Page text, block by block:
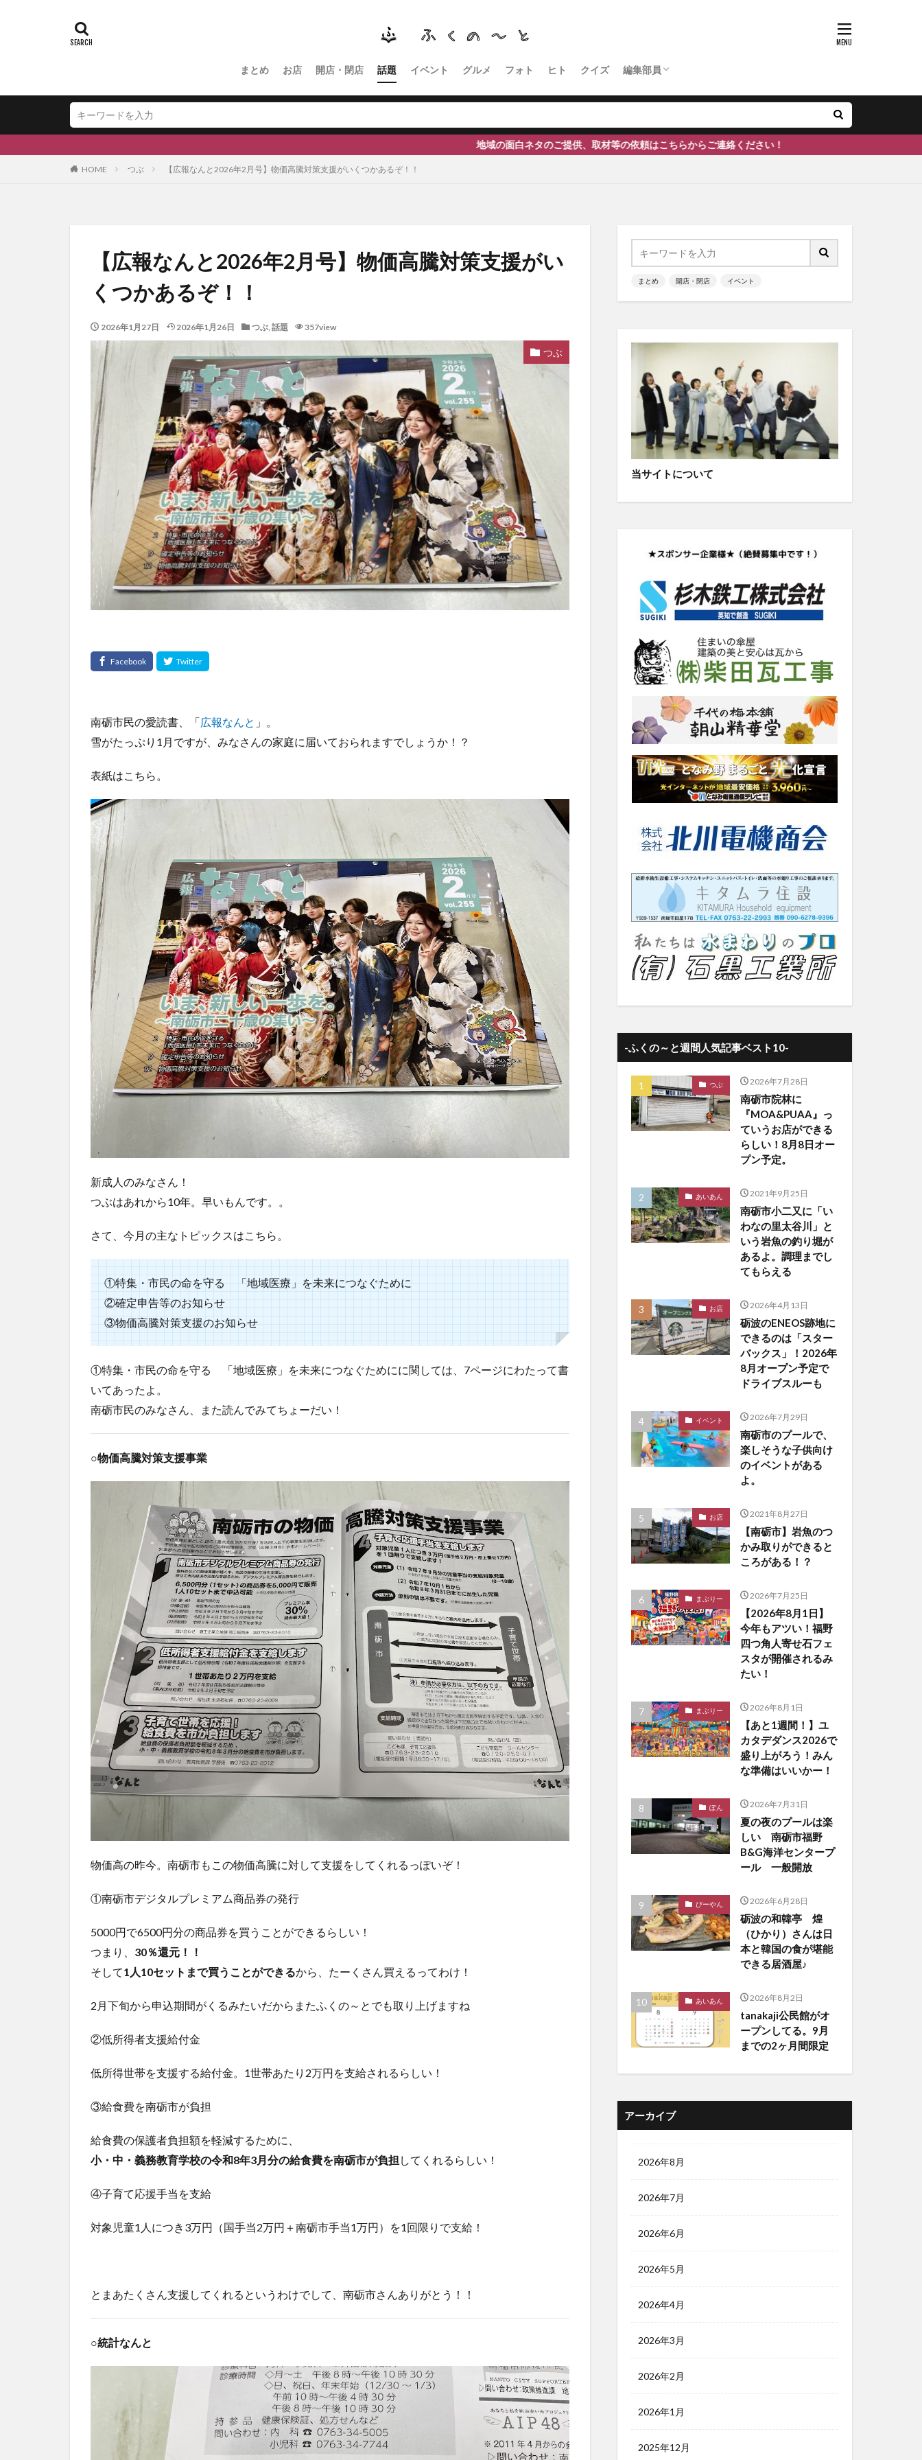
まとめ お店 開店・閉店 話題 イベント グルメ フォト ヒト クイズ 編集部員
D
ひーちゃん
ふーちゃん
まぶりー
つぶ
かのぴ
編集長
あいあん
ケン
ぽん
地域の面白ネタのご提供、取材等の依頼はこちらからご連絡ください！
HOME つぶ 【広報なんと2026年2月号】物価高騰対策支援がいくつかあるぞ！！
【広報なんと2026年2月号】物価高騰対策支援がい
くつかあるぞ！！
2026年1月27日 2026年1月26日 つぶ, 話題 357view
つぶ
南砺市民の愛読書、「広報なんと 」。
雪がたっぷり1月ですが、みなさんの家庭に届いておられますでしょうか！？
表紙はこちら。
新成人のみなさん！
つぶはあれから10年。早いもんです。。
さて、今月の主なトピックスはこちら。
①特集・市民の命を守る 「地域医療」を未来につなぐために
②確定申告等のお知らせ
③物価高騰対策支援のお知らせ
①特集・市民の命を守る 「地域医療」を未来につなぐためにに関しては、7ページにわたって書
いてあったよ。
南砺市民のみなさん、また読んでみてちょーだい！
○物価高騰対策支援事業
物価高の昨今。南砺市もこの物価高騰に対して支援をしてくれるっぽいぞ！
①南砺市デジタルプレミアム商品券の発行
5000円で6500円分の商品券を買うことができるらしい！
つまり、 30％還元！！
そして1人10セットまで買うことができるから、たーくさん買えるってわけ！
2月下旬から申込期間がくるみたいだからまたふくの～とでも取り上げますね
②低所得者支援給付金
低所得世帯を支援する給付金。1世帯あたり2万円を支給されるらしい！
③給食費を南砺市が負担
給食費の保護者負担額を軽減するために、
小・中・義務教育学校の令和8年3月分の給食費を南砺市が負担 してくれるらしい！
④子育て応援手当を支給
対象児童1人につき3万円（国手当2万円＋南砺市手当1万円）を1回限りで支給！
とまあたくさん支援してくれるというわけでして、南砺市さんありがとう！！
○統計なんと
まとめ 開店・閉店 イベント
当サイトについて
-ふくの～と週間人気記事ベスト10-
つぶ 2026年7月28日
南砺市院林に
『MOA&PUAA』っ
ていうお店ができる
らしい！8月8日オー
プン予定。
あいあん 2021年9月25日
南砺市小二又に「い
わなの里太谷川」と
いう岩魚の釣り堀が
あるよ。調理までし
てもらえる
お店 2026年4月13日
砺波のENEOS跡地に
できるのは「スター
バックス」！2026年
8月オープン予定で
ドライブスルーも
イベント 2026年7月29日
南砺市のプールで、
楽しそうな子供向け
のイベントがある
よ。
お店 2021年8月27日
【南砺市】岩魚のつ
かみ取りができると
ころがある！？
まぶりー 2026年7月25日
【2026年8月1日】
今年もアツい！福野
四つ角人寄せ石フェ
スタが開催されるみ
たい！
まぶりー 2026年8月1日
【あと1週間！】ユ
カタデダンス2026で
盛り上がろう！みん
な準備はいいかー！
ぽん 2026年7月31日
夏の夜のプールは楽
しい 南砺市福野
B&G海洋センタープ
ール 一般開放
びーやん 2026年6月28日
砺波の和韓亭 煌
（ひかり）さんは日
本と韓国の食が堪能
できる居酒屋♪
あいあん 2026年8月2日
tanakaji公民館がオ
ープンしてる。9月
までの2ヶ月間限定
アーカイブ
2026年8月
2026年7月
2026年6月
2026年5月
2026年4月
2026年3月
2026年2月
2026年1月
2025年12月
ふくのーと ひーちゃん IOXアローザ